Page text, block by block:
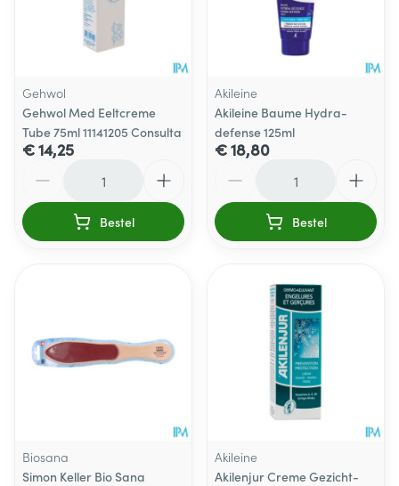
Gehwol
Gehwol Med Eeltcreme
Tube 75ml 11141205 Consulta
€ 14,25
Bestel
Akileine
Akileine Baume Hydra-
defense 125ml
€ 18,80
Bestel
Biosana
Simon Keller Bio Sana
Akileine
Akilenjur Creme Gezicht-